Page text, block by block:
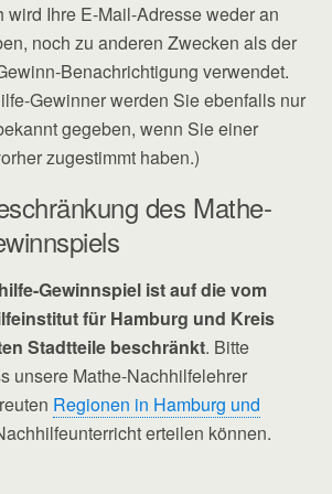
wird Ihre E-Mail-Adresse weder an
noch zu anderen Zwecken als der
Benachrichtigung verwendet.
Gewinner werden Sie ebenfalls nur
gegeben, wenn Sie einer
zugestimmt haben.)
des Mathe-
Gewinnspiel ist auf die vom
für Hamburg und Kreis
Stadtteile beschränkt. Bitte
unsere Mathe-Nachhilfelehrer
Regionen in Hamburg und
erteilen können.